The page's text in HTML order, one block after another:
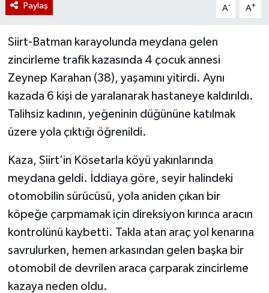
Paylaş A- A+
Siirt-Batman karayolunda meydana gelen
zincirleme trafik kazasında 4 çocuk annesi
Zeynep Karahan (38), yaşamını yitirdi. Aynı
kazada 6 kişi de yaralanarak hastaneye kaldırıldı.
Talihsiz kadının, yeğeninin düğününe katılmak
üzere yola çıktığı öğrenildi.
Kaza, Siirt’in Kösetarla köyü yakınlarında
meydana geldi. İddiaya göre, seyir halindeki
otomobilin sürücüsü, yola aniden çıkan bir
köpeğe çarpmamak için direksiyon kırınca aracın
kontrolünü kaybetti. Takla atan araç yol kenarına
savrulurken, hemen arkasından gelen başka bir
otomobil de devrilen araca çarparak zincirleme
kazaya neden oldu.